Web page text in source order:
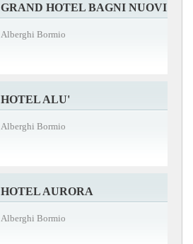
GRAND HOTEL BAGNI NUOVI
Alberghi Bormio
HOTEL ALU'
Alberghi Bormio
HOTEL AURORA
Alberghi Bormio